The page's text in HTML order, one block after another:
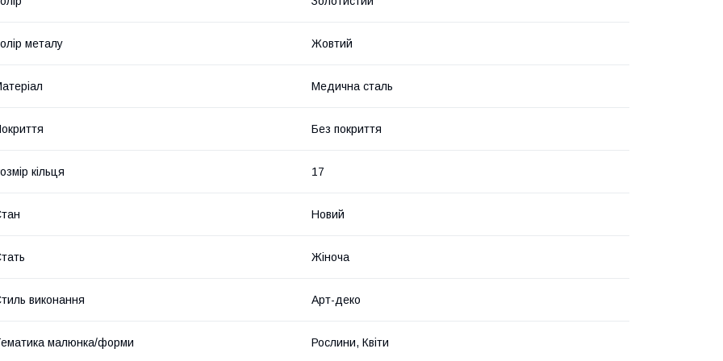
металу Жовтий
Медична сталь
Без покриття
кільця 17
Новий
Жіноча
виконання Арт-деко
малюнка/форми Рослини, Квіти